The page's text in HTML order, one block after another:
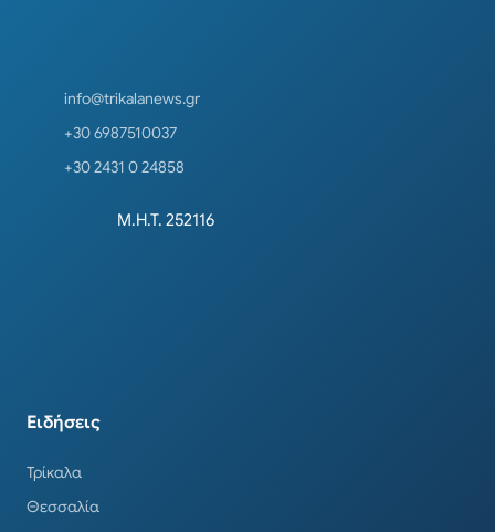
info@trikalanews.gr
+30 6987510037
+30 2431 0 24858
Μ.Η.Τ. 252116
Ειδήσεις
Τρίκαλα
Θεσσαλία